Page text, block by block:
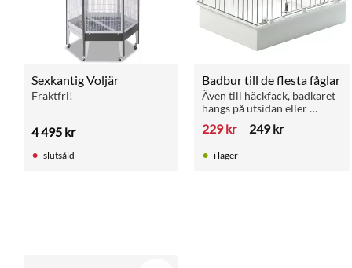
Sexkantig Voljär
Fraktfri!
4 495 kr
slutsåld
Badbur till de flesta fåglar
Även till häckfack, badkaret
hängs på utsidan eller
229kr 249kr
i lager